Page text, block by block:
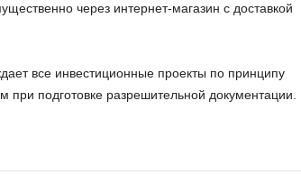
через интернет-магазин с доставкой
все инвестиционные проекты по принципу
при подготовке разрешительной документации.